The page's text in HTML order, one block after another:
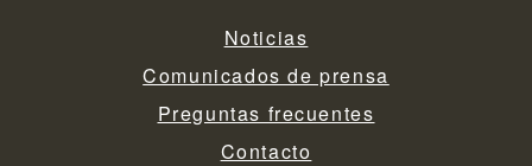
Noticias
Comunicados de prensa
Preguntas frecuentes
Contacto